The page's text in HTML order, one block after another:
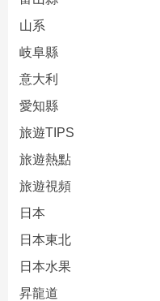
山系
岐阜縣
意大利
愛知縣
旅遊TIPS
旅遊熱點
旅遊視頻
日本
日本東北
日本水果
昇龍道